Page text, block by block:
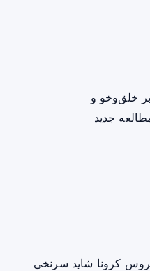
خلق‌وخو و
جدید
کرونا شاید سرنخی